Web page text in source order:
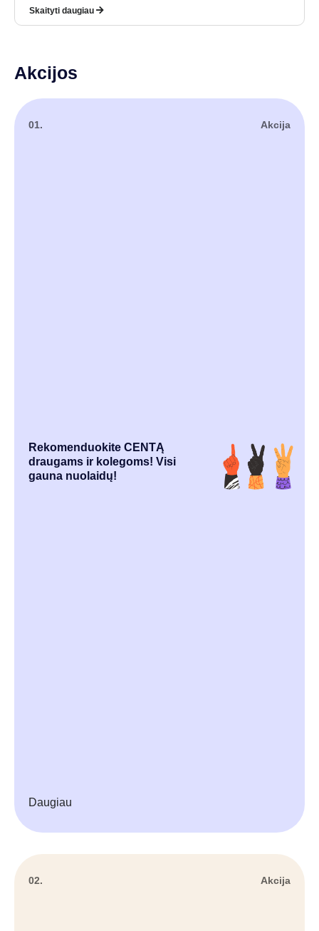
Skaityti daugiau
Akcijos
01. Akcija
Rekomenduokite CENTĄ
draugams ir kolegoms! Visi
gauna nuolaidų!
Daugiau
02. Akcija